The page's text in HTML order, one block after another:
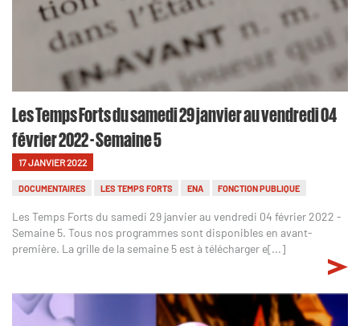
Les Temps Forts du samedi 29 janvier au vendredi 04
février 2022 - Semaine 5
17 JANVIER 2022
DOCUMENTAIRES LES TEMPS FORTS ENA FONCTION PUBLIQUE
Les Temps Forts du samedi 29 janvier au vendredi 04 février 2022 -
Semaine 5. Tous nos programmes sont disponibles en avant-
première. La grille de la semaine 5 est à télécharger e[...]